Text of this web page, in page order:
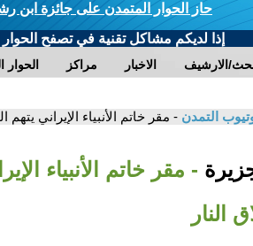
حاز الحوار المتمدن على جائزة ابن
إذا لديكم مشاكل تقنية في تصفح الحوار
الحوار مراكز الاخبار الارشيف
التمدن - مقر خاتم الأنبياء الإيراني
- مقر خاتم الأنبياء
النار